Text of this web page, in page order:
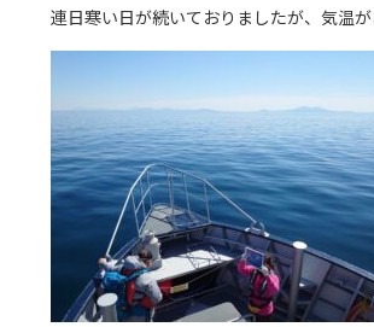
連日寒い日が続いておりましたが、気温